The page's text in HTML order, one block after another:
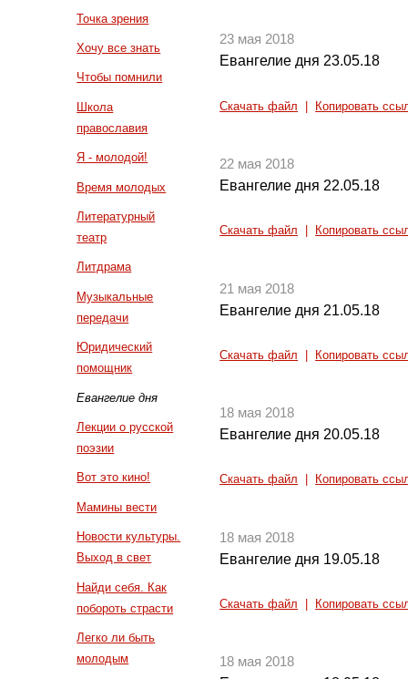
Точка зрения
Хочу все знать
Чтобы помнили
Школа
православия
Я - молодой!
Время молодых
Литературный
театр
Литдрама
Музыкальные
передачи
Юридический
помощник
Евангелие дня
Лекции о русской
поэзии
Вот это кино!
Мамины вести
Новости культуры.
Выход в свет
Найди себя. Как
побороть страсти
Легко ли быть
молодым
23 мая 2018
Евангелие дня 23.05.18
Скачать файл Копировать
22 мая 2018
Евангелие дня 22.05.18
Скачать файл Копировать
21 мая 2018
Евангелие дня 21.05.18
Скачать файл Копировать
18 мая 2018
Евангелие дня 20.05.18
Скачать файл Копировать
18 мая 2018
Евангелие дня 19.05.18
Скачать файл Копировать
18 мая 2018